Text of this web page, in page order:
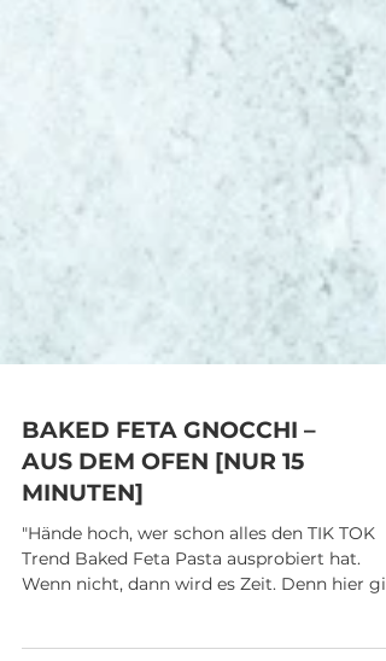
BAKED FETA GNOCCHI –
AUS DEM OFEN [NUR 15
MINUTEN]
"Hände hoch, wer schon alles den TIK TOK
Trend Baked Feta Pasta ausprobiert hat.
mein Motto...